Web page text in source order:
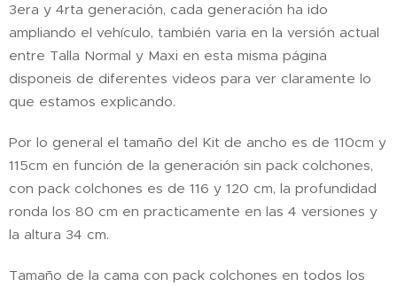
3era y 4rta generación, cada generación ha ido
ampliando el vehículo, también varia en la versión actual
entre Talla Normal y Maxi en esta misma página
disponeis de diferentes videos para ver claramente lo
que estamos explicando.
Por lo general el tamaño del Kit de ancho es de 110cm y
115cm en función de la generación sin pack colchones,
con pack colchones es de 116 y 120 cm, la profundidad
ronda los 80 cm en practicamente en las 4 versiones y
la altura 34 cm.
Tamaño de la cama con pack colchones en todos los